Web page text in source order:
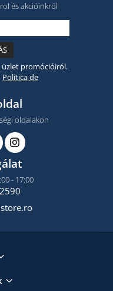
és akcióinkról
üzlet promócióiról.
Politica de
oldalakon
- 17:00